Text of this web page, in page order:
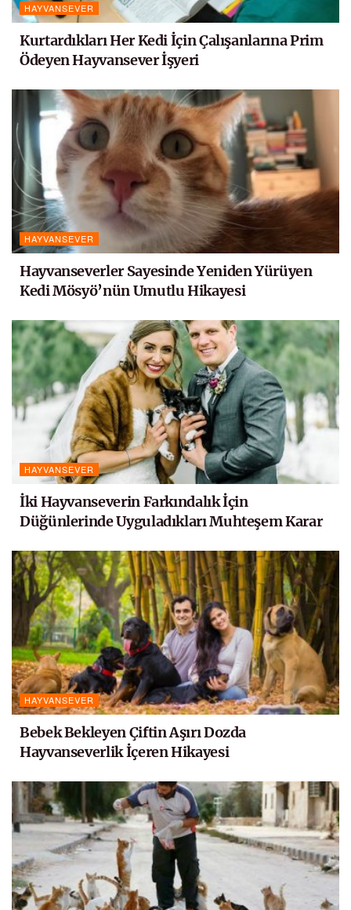
HAYVANSEVER
Kurtardıkları Her Kedi İçin Çalışanlarına Prim
Ödeyen Hayvansever İşyeri
HAYVANSEVER
Hayvanseverler Sayesinde Yeniden Yürüyen
Kedi Mösyö’nün Umutlu Hikayesi
HAYVANSEVER
İki Hayvanseverin Farkındalık İçin
Düğünlerinde Uyguladıkları Muhteşem Karar
HAYVANSEVER
Bebek Bekleyen Çiftin Aşırı Dozda
Hayvanseverlik İçeren Hikayesi